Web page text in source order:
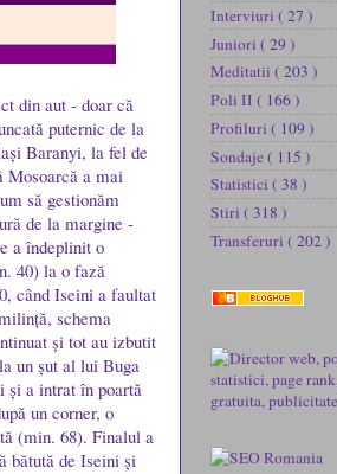
din aut - doar că
puternic de la
Baranyi, la fel de
Mosoarcă a mai
să gestionăm
de la margine -
a îndeplinit o
40) la o fază
când Iseini a faultat
schema
și tot au izbutit
un șut al lui Buga
și a intrat în poartă
un corner, o
(min. 68). Finalul a
bătută de Iseini și
Interviuri ( 27 )
Juniori ( 29 )
Meditatii ( 203 )
Poli II ( 166 )
Profiluri ( 109 )
Sondaje( 115 )
Statistici ( 38 )
Stiri ( 318 )
Transferuri ( 202 )